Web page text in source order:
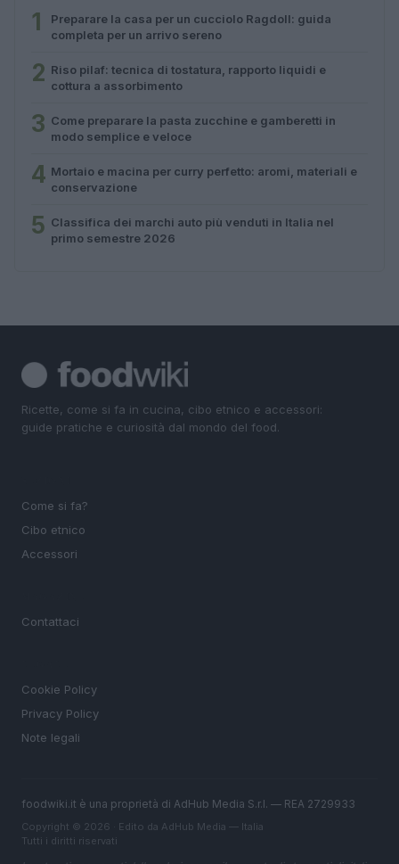
1
Preparare la casa per un cucciolo Ragdoll: guida
completa per un arrivo sereno
2 Riso pilaf: tecnica di tostatura, rapporto liquidi e
cottura a assorbimento
3 Come preparare la pasta zucchine e gamberetti in
modo semplice e veloce
4 Mortaio e macina per curry perfetto: aromi, materiali e
conservazione
5 Classifica dei marchi auto più venduti in Italia nel
primo semestre 2026
Ricette, come si fa in cucina, cibo etnico e accessori:
guide pratiche e curiosità dal mondo del food.
Come si fa?
Cibo etnico
Accessori
Contattaci
Cookie Policy
Privacy Policy
Note legali
foodwiki.it è una proprietà di AdHub Media S.r.l. — REA 2729933
Copyright © 2026 · Edito da AdHub Media — Italia
Tutti i diritti riservati